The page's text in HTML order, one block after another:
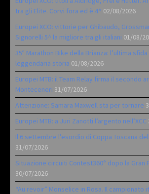
tra gli Elite. Corvi fora ed è 4^ 02/08/2026
Europei XCO: vittorie per Ghibaudo,
Signorelli 5^ la migliore tra gli italiani 01/08/
35ª Marathon Bike della Brianza: l’ultima
leggendaria storia 01/08/2026
Europei MTB: il Team Relay firma il secondo
Monteceneri 31/07/2026
Attenzione: Samara Maxwell sta per tornare
Europei MTB: a Juri Zanotti l’argento nell’XCC
Il 6 settembre l’esordio di Coppa Toscana
31/07/2026
Situazione circuiti Contest360° dopo la Gran
30/07/2026
“Au revoir” Monselice in Rosa. Il campionato